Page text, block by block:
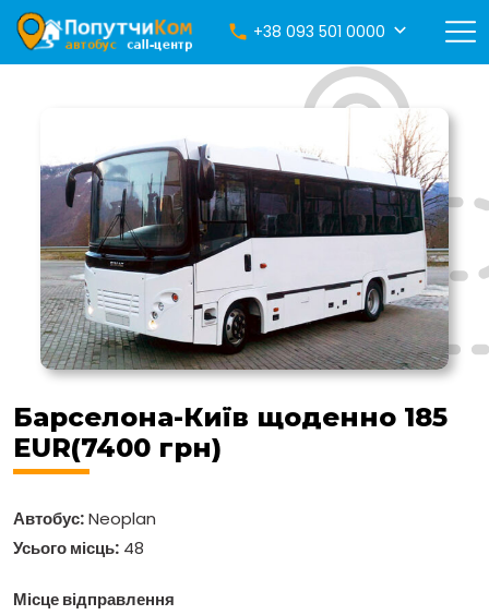
+38 093 501 0000
Барселона-Київ щоденно 185
EUR(7400 грн)
Автобус:Neoplan
Усього місць: 48
Місце відправлення